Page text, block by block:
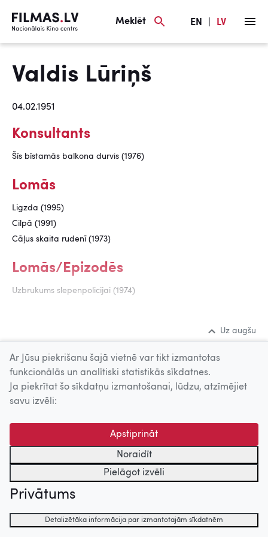
Meklēt EN LV
Valdis Lūriņš
04.02.1951
Konsultants
Šīs bīstamās balkona durvis (1976)
Lomās
Ligzda (1995)
Cilpā (1991)
Cāļus skaita rudenī (1973)
Lomās/Epizodēs
Uzbrukums slepenpolicijai (1974)
Uz augšu
© 2026 Nacionālais Kino centrs, Kultūras informācijas sistēmu
kinofotofonodokumentu arhīvs.
Ar Jūsu piekrišanu šajā vietnē var tikt izmantotas
funkcionālās un analītiski statistikās sīkdatnes.
Ja piekrītat šo sīkdatņu izmantošanai, lūdzu, atzīmējiet
savu izvēli:
Apstiprināt
Noraidīt
Pielāgot izvēli
Privātums
Detalizētāka informācija par izmantotajām sīkdatnēm